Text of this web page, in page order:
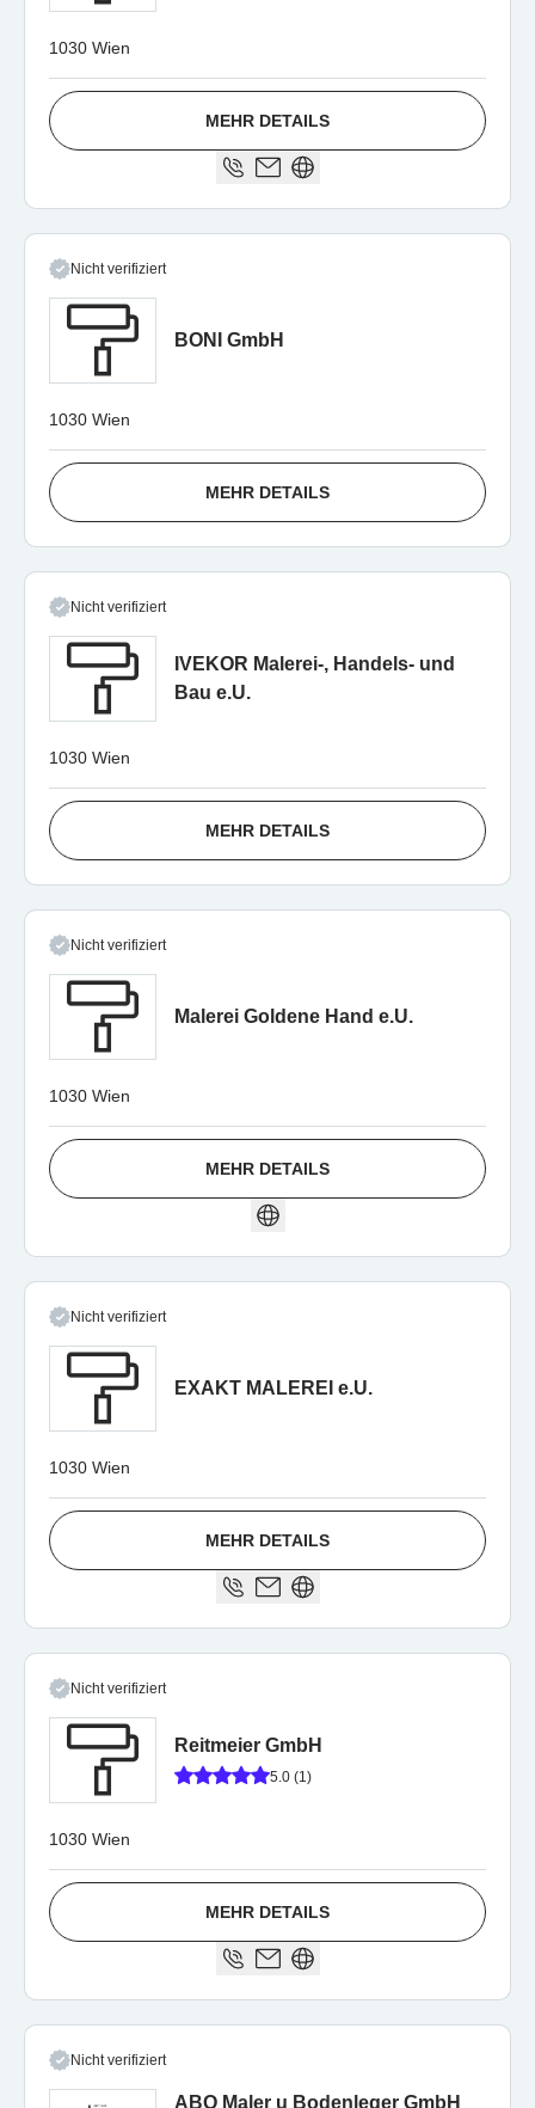
1030 Wien
MEHR DETAILS
Nicht verifiziert
BONI GmbH
1030 Wien
MEHR DETAILS
Nicht verifiziert
IVEKOR Malerei-, Handels- und
Bau e.U.
1030 Wien
MEHR DETAILS
Nicht verifiziert
Malerei Goldene Hand e.U.
1030 Wien
MEHR DETAILS
Nicht verifiziert
EXAKT MALEREI e.U.
1030 Wien
MEHR DETAILS
Nicht verifiziert
Reitmeier GmbH
5.0 (1)
1030 Wien
MEHR DETAILS
Nicht verifiziert
ABO Maler u Bodenleger GmbH